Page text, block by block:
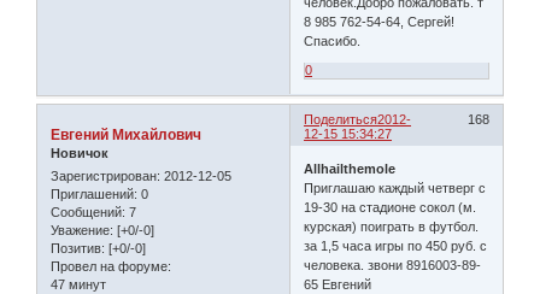
8 985 762-54-64, Сергей!
Спасибо.
0
Поделиться 168
2012-
12-15 15:34:27
Евгений Михайлович
Новичок
Зарегистрирован: 2012-12-05
Приглашений: 0
Сообщений: 7
Уважение: [+0/-0]
Позитив: [+0/-0]
Провел на форуме:
47 минут
Allhailthemole
Приглашаю каждый четверг с
19-30 на стадионе сокол (м.
курская) поиграть в футбол.
за 1,5 часа игры по 450 руб. с
человека. звони 8916003-89-
65 Евгений